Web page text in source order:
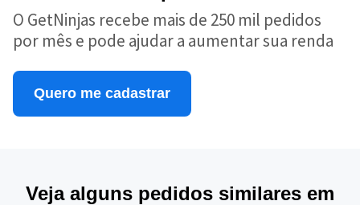
O GetNinjas recebe mais de 250 mil pedidos
por mês e pode ajudar a aumentar sua renda
Quero me cadastrar
Veja alguns pedidos similares em